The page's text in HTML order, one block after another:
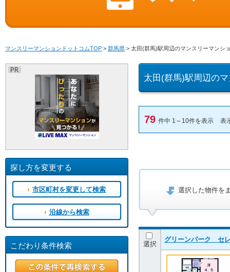
マンスリーマンションドットコムTOP > 群馬県 > 太田(群馬)駅周辺のマンスリーマンシ
太田(群馬)駅周辺の
79 件中 1～10件を表示 表
選択した物件を
選択
グリーンパーク セ
探し方を変更する
市区町村を変更して検索
沿線から検索
こだわり条件検索